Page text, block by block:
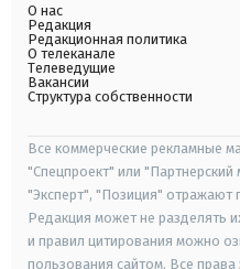
О нас
Редакция
Редакционная политика
О телеканале
Телеведущие
Вакансии
Структура собственности
Все коммерческие рекламные
"Спецпроект" или
"Эксперт", "Позиция" отражают
Редакция может не разделять
и правил цитирования можно
пользования сайтом. Все